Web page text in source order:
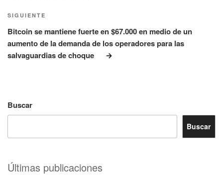
Siguiente
entrada
SIGUIENTE
Bitcoin se mantiene fuerte en $67.000 en medio de un
aumento de la demanda de los operadores para las
salvaguardias de choque
Buscar
Buscar
Últimas publicaciones